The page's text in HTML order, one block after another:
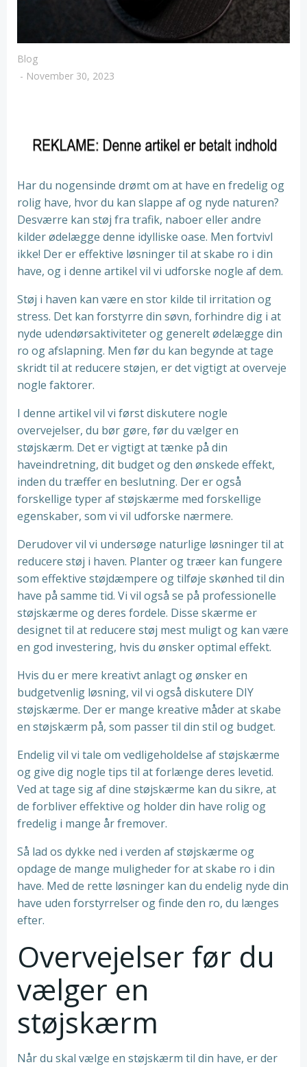
Blog
- November 30, 2023
Har du nogensinde drømt om at have en fredelig og
rolig have, hvor du kan slappe af og nyde naturen?
Desværre kan støj fra trafik, naboer eller andre
kilder ødelægge denne idylliske oase. Men fortvivl
ikke! Der er effektive løsninger til at skabe ro i din
have, og i denne artikel vil vi udforske nogle af dem.
Støj i haven kan være en stor kilde til irritation og
stress. Det kan forstyrre din søvn, forhindre dig i at
nyde udendørsaktiviteter og generelt ødelægge din
ro og afslapning. Men før du kan begynde at tage
skridt til at reducere støjen, er det vigtigt at overveje
nogle faktorer.
I denne artikel vil vi først diskutere nogle
overvejelser, du bør gøre, før du vælger en
støjskærm. Det er vigtigt at tænke på din
haveindretning, dit budget og den ønskede effekt,
inden du træffer en beslutning. Der er også
forskellige typer af støjskærme med forskellige
egenskaber, som vi vil udforske nærmere.
Derudover vil vi undersøge naturlige løsninger til at
reducere støj i haven. Planter og træer kan fungere
som effektive støjdæmpere og tilføje skønhed til din
have på samme tid. Vi vil også se på professionelle
støjskærme og deres fordele. Disse skærme er
designet til at reducere støj mest muligt og kan være
en god investering, hvis du ønsker optimal effekt.
Hvis du er mere kreativt anlagt og ønsker en
budgetvenlig løsning, vil vi også diskutere DIY
støjskærme. Der er mange kreative måder at skabe
en støjskærm på, som passer til din stil og budget.
Endelig vil vi tale om vedligeholdelse af støjskærme
og give dig nogle tips til at forlænge deres levetid.
Ved at tage sig af dine støjskærme kan du sikre, at
de forbliver effektive og holder din have rolig og
fredelig i mange år fremover.
Så lad os dykke ned i verden af støjskærme og
opdage de mange muligheder for at skabe ro i din
have. Med de rette løsninger kan du endelig nyde din
have uden forstyrrelser og finde den ro, du længes
efter.
Overvejelser før du
vælger en
støjskærm
Når du skal vælge en støjskærm til din have, er der